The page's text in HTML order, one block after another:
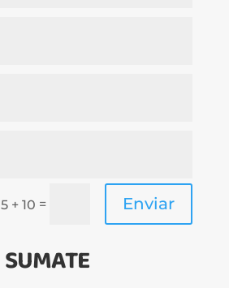
5 + 10 = Enviar
SUMATE